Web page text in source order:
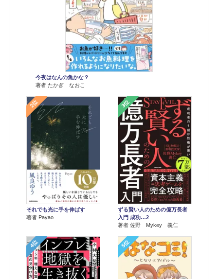
今夜はなんの魚かな？
著者 たかぎ なおこ
2位
それでも光に手を伸ばす
著者 Payao
3位
ずる賢い人のための億万長者
入門 成功…2
著者 佐野 Mykey 義仁
4位 5位